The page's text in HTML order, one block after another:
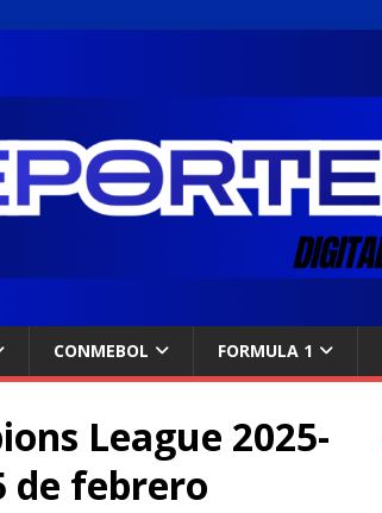
CONMEBOL FORMULA 1
League 2025-
de febrero